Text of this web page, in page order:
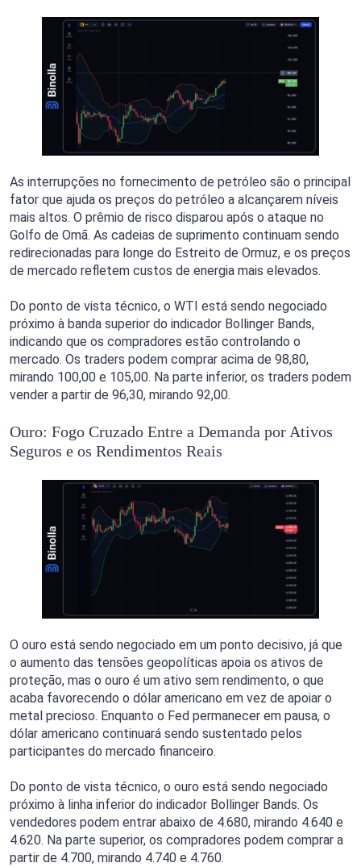
As interrupções no fornecimento de petróleo são o principal
fator que ajuda os preços do petróleo a alcançarem níveis
mais altos. O prêmio de risco disparou após o ataque no
Golfo de Omã. As cadeias de suprimento continuam sendo
redirecionadas para longe do Estreito de Ormuz, e os preços
de mercado refletem custos de energia mais elevados.
Do ponto de vista técnico, o WTI está sendo negociado
próximo à banda superior do indicador Bollinger Bands,
indicando que os compradores estão controlando o
mercado. Os traders podem comprar acima de 98,80,
mirando 100,00 e 105,00. Na parte inferior, os traders podem
vender a partir de 96,30, mirando 92,00.
Ouro: Fogo Cruzado Entre a Demanda por Ativos
Seguros e os Rendimentos Reais
O ouro está sendo negociado em um ponto decisivo, já que
o aumento das tensões geopolíticas apoia os ativos de
proteção, mas o ouro é um ativo sem rendimento, o que
acaba favorecendo o dólar americano em vez de apoiar o
metal precioso. Enquanto o Fed permanecer em pausa, o
dólar americano continuará sendo sustentado pelos
participantes do mercado financeiro.
Do ponto de vista técnico, o ouro está sendo negociado
próximo à linha inferior do indicador Bollinger Bands. Os
vendedores podem entrar abaixo de 4.680, mirando 4.640 e
4.620. Na parte superior, os compradores podem comprar a
partir de 4.700, mirando 4.740 e 4.760.